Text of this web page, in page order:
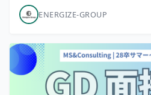
ENERGIZE-GROUP